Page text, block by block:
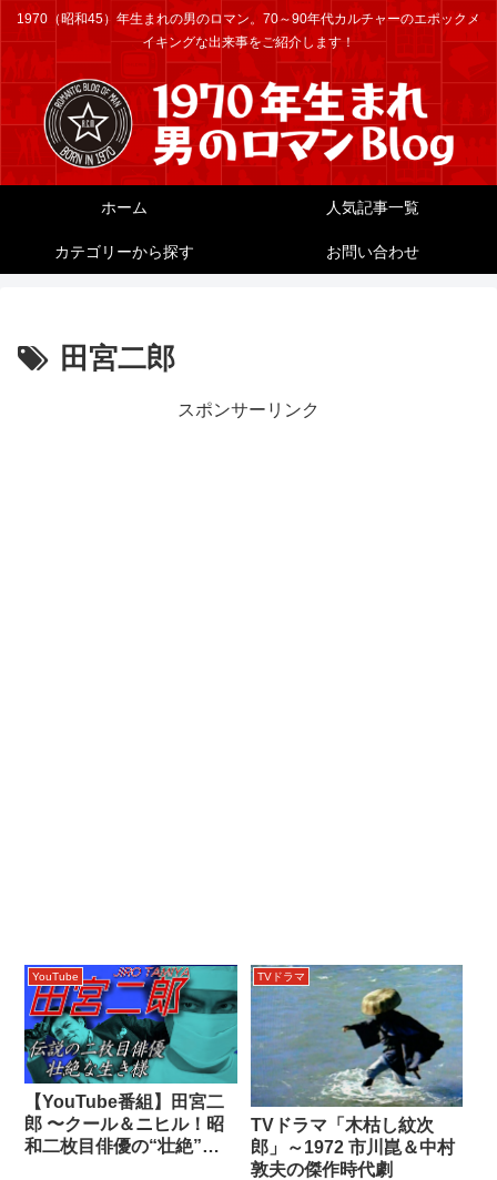
1970（昭和45）年生まれの男のロマン。70～90年代カルチャーのエポックメ
イキングな出来事をご紹介します！
ホーム 人気記事一覧
カテゴリーから探す お問い合わせ
田宮二郎
スポンサーリンク
YouTube
【YouTube番組】田宮二
郎 〜クール＆ニヒル！昭
和二枚目俳優の“壮絶”な
TVドラマ
TVドラマ「木枯し紋次
郎」～1972 市川崑＆中村
敦夫の傑作時代劇